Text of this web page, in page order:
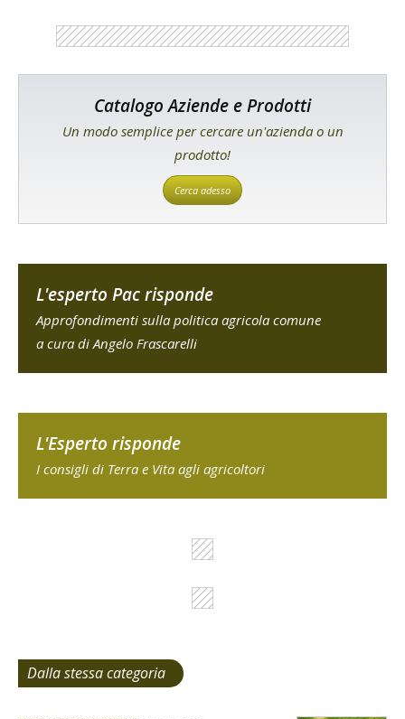
Catalogo Aziende e Prodotti
Un modo semplice per cercare un'azienda o un
prodotto!
Cerca adesso
L'esperto Pac risponde
Approfondimenti sulla politica agricola comune
a cura di Angelo Frascarelli
L'Esperto risponde
I consigli di Terra e Vita agli agricoltori
Dalla stessa categoria